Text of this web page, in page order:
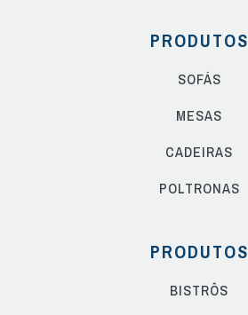
PRODUTOS
SOFÁS
MESAS
CADEIRAS
POLTRONAS
PRODUTOS
BISTRÔS